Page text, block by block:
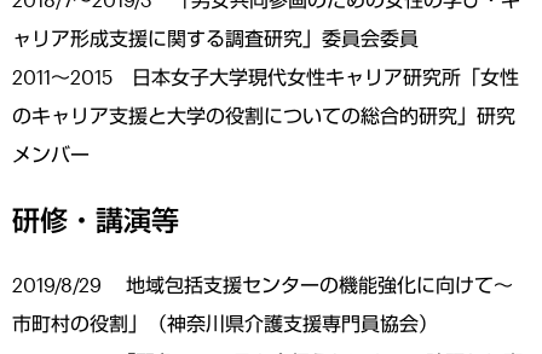
ャリア形成支援に関する調査研究」委員会委員
2011～2015 日本女子大学現代女性キャリア研究所「女性
のキャリア支援と大学の役割についての総合的研究」研究
メンバー
研修・講演等
2019/8/29 地域包括支援センターの機能強化に向けて～
市町村の役割」（神奈川県介護支援専門員協会）